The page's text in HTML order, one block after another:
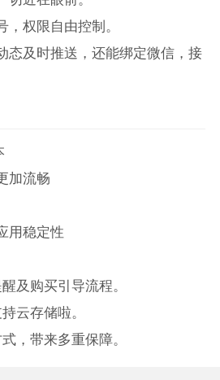
权限自由控制。
态及时推送，还能绑定微信，接
加流畅
用稳定性
及购买引导流程。
云存储啦。
，带来多重保障。